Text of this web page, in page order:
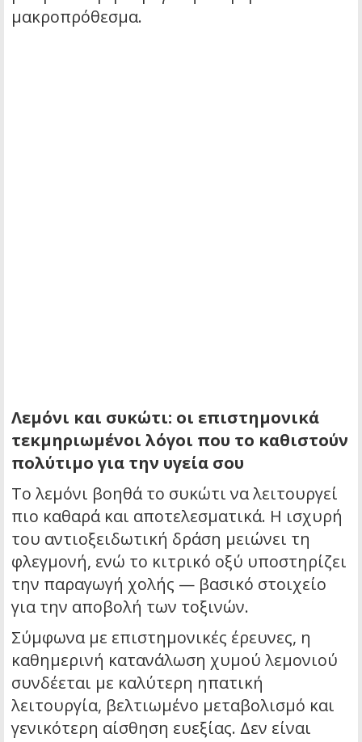
μακροπρόθεσμα.
Λεμόνι και συκώτι: οι επιστημονικά
τεκμηριωμένοι λόγοι που το καθιστούν
πολύτιμο για την υγεία σου
Το λεμόνι βοηθά το συκώτι να λειτουργεί
πιο καθαρά και αποτελεσματικά. Η ισχυρή
του αντιοξειδωτική δράση μειώνει τη
φλεγμονή, ενώ το κιτρικό οξύ υποστηρίζει
την παραγωγή χολής — βασικό στοιχείο
για την αποβολή των τοξινών.
Σύμφωνα με επιστημονικές έρευνες, η
καθημερινή κατανάλωση χυμού λεμονιού
συνδέεται με καλύτερη ηπατική
λειτουργία, βελτιωμένο μεταβολισμό και
γενικότερη αίσθηση ευεξίας. Δεν είναι